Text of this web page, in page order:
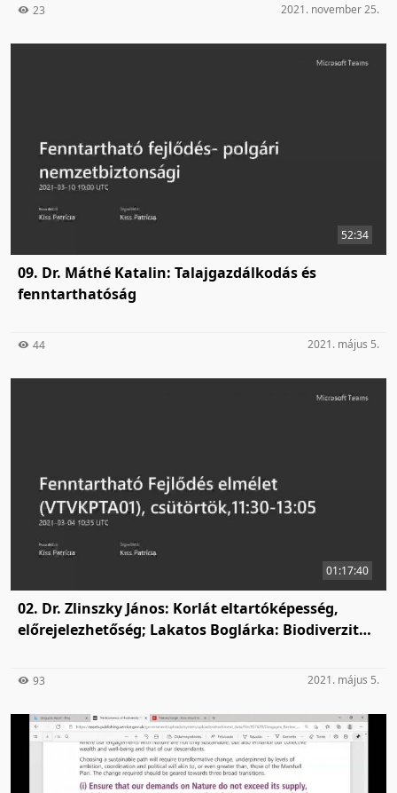
23 2021. november 25.
52:34
09. Dr. Máthé Katalin: Talajgazdálkodás és
fenntarthatóság
44 2021. május 5.
01:17:40
02. Dr. Zlinszky János: Korlát eltartóképesség,
előrejelezhetőség; Lakatos Boglárka: Biodiverzitás,
93 2021. május 5.